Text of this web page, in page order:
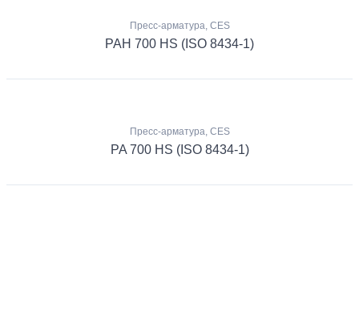
Пресс-арматура, CES
PAH 700 HS (ISO 8434-1)
Пресс-арматура, CES
PA 700 HS (ISO 8434-1)